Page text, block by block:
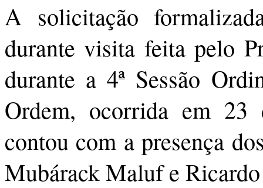
A solicitação
durante visita feita pelo
durante a 4ª Sessão
Ordem, ocorrida em
contou com a presença
Mubárack Maluf e